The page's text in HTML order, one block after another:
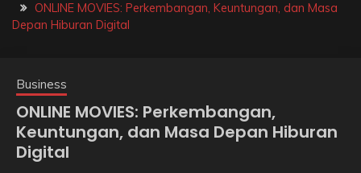
ONLINE MOVIES: Perkembangan, Keuntungan, dan Masa
Depan Hiburan Digital
Business
ONLINE MOVIES: Perkembangan,
Keuntungan, dan Masa Depan Hiburan
Digital